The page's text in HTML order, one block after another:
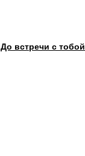
До встречи с тобой